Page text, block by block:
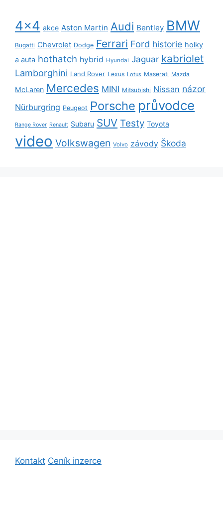
4x4 akce Aston Martin Audi Bentley BMW
Bugatti Chevrolet Dodge Ferrari Ford historie holky
a auta hothatch hybrid Hyundai Jaguar kabriolet
Lamborghini Land Rover Lexus Lotus Maserati Mazda
McLaren Mercedes MINI Mitsubishi Nissan názor
Nürburgring Peugeot Porsche průvodce
Range Rover Renault Subaru SUV Testy Toyota
video Volkswagen Volvo závody Škoda
Kontakt Ceník inzerce